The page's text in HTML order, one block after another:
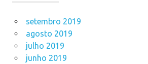
setembro 2019
agosto 2019
julho 2019
junho 2019